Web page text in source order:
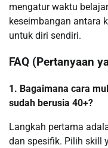
mengatur waktu
keseimbangan antara
untuk diri sendiri.
FAQ (Pertanyaan
1. Bagaimana cara
sudah berusia 40+?
Langkah pertama
dan spesifik. Pilih skill